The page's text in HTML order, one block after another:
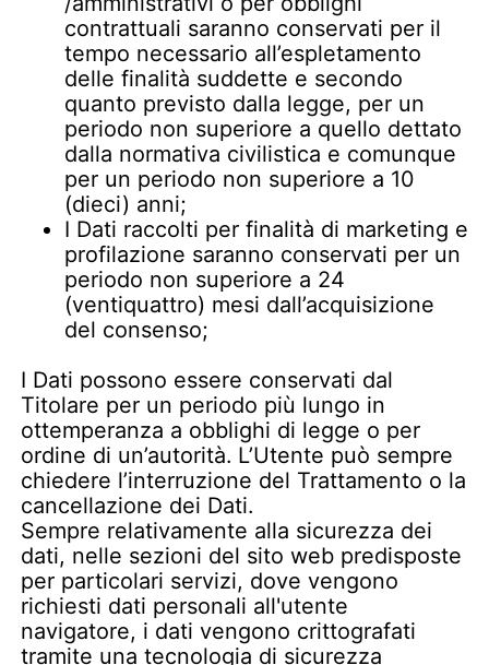
contrattuali saranno conservati per il
tempo necessario all’espletamento
delle finalità suddette e secondo
quanto previsto dalla legge, per un
periodo non superiore a quello dettato
dalla normativa civilistica e comunque
per un periodo non superiore a 10
(dieci) anni;
I Dati raccolti per finalità di marketing e
profilazione saranno conservati per un
periodo non superiore a 24
(ventiquattro) mesi dall’acquisizione
del consenso;
I Dati possono essere conservati dal
Titolare per un periodo più lungo in
ottemperanza a obblighi di legge o per
ordine di un’autorità. L’Utente può sempre
chiedere l’interruzione del Trattamento o la
cancellazione dei Dati.
Sempre relativamente alla sicurezza dei
dati, nelle sezioni del sito web predisposte
per particolari servizi, dove vengono
richiesti dati personali all'utente
navigatore, i dati vengono crittografati
tramite una tecnologia di sicurezza